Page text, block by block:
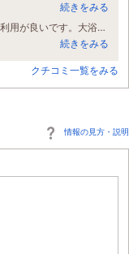
続きをみる
マラソンの前泊で利用。敦賀駅から徒歩は無理ではないがちょっとしんどいため、車やバイクでの利用が良いです。大浴場や製氷機のほか、周辺にはコンビニ等もあり便利でした。
続きをみる
クチコミ一覧をみる
情報の見方・説明